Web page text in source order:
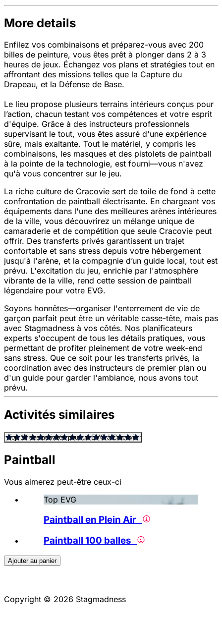
More details
Enfilez vos combinaisons et préparez-vous avec 200
billes de peinture, vous êtes prêt à plonger dans 2 à 3
heures de jeux. Échangez vos plans et stratégies tout en
affrontant des missions telles que la Capture du
Drapeau, et la Défense de Base.
Le lieu propose plusieurs terrains intérieurs conçus pour
l’action, chacun testant vos compétences et votre esprit
d'équipe. Grâce à des instructeurs professionnels
supervisant le tout, vous êtes assuré d'une expérience
sûre, mais exaltante. Tout le matériel, y compris les
combinaisons, les masques et des pistolets de paintball
à la pointe de la technologie, est fourni—vous n'avez
qu'à vous concentrer sur le jeu.
La riche culture de Cracovie sert de toile de fond à cette
confrontation de paintball électrisante. En chargeant vos
équipements dans l'une des meilleures arènes intérieures
de la ville, vous découvrirez un mélange unique de
camaraderie et de compétition que seule Cracovie peut
offrir. Des transferts privés garantissent un trajet
confortable et sans stress depuis votre hébergement
jusqu'à l'arène, et la compagnie d’un guide local, tout est
prévu. L'excitation du jeu, enrichie par l'atmosphère
vibrante de la ville, rend cette session de paintball
légendaire pour votre EVG.
Soyons honnêtes—organiser l'enterrement de vie de
garçon parfait peut être un véritable casse-tête, mais pas
avec Stagmadness à vos côtés. Nos planificateurs
experts s'occupent de tous les détails pratiques, vous
permettant de profiter pleinement de votre week-end
sans stress. Que ce soit pour les transferts privés, la
coordination avec des instructeurs de premier plan ou
d'un guide pour garder l'ambiance, nous avons tout
prévu.
Activités similaires
Top 10 des activités pour un EVG à Cracovie
Paintball
Vous aimerez peut-être ceux-ci
Top EVG
Paintball en Plein Air
Paintball 100 balles
Ajouter au panier
Copyright © 2026 Stagmadness